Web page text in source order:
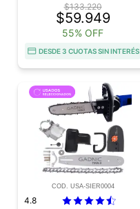
$133.220
$59.949
55% OFF
DESDE 3 CUOTAS SIN INTERÉS
COD. USA-SIER0004
4.8